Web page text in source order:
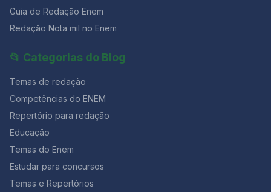
Guia de Redação Enem
Redação Nota mil no Enem
📂 Categorias do Blog
Temas de redação
Competências do ENEM
Repertório para redação
Educação
Temas do Enem
Estudar para concursos
Temas e Repertórios